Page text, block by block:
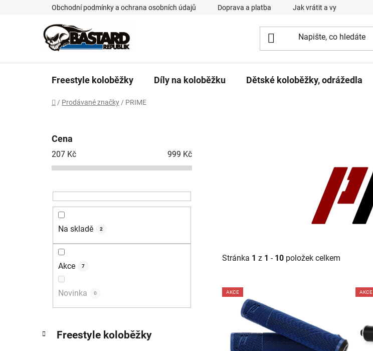
Obchodní podmínky a ochrana osobních údajů Doprava a platba Jak vrátit a vyměnit zboží
Freestyle koloběžky Díly na koloběžku Dětské koloběžky, odrážedla
Domů
/ Prodávané značky / PRIME
Cena
207 Kč 999 Kč
Na skladě 2
Akce 7
Novinka 0
kategorie
a
Freestyle koloběžky
Stránka 1 z 1 - 10 položek celkem
V
ý
AKCE AKCE